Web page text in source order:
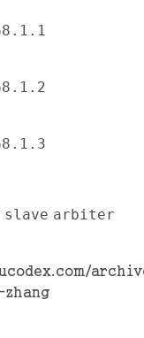
slave arbiter